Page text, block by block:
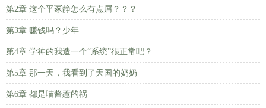
第2章 这个平冢静怎么有点屑？？？
第3章 赚钱吗？少年
第4章 学神的我造一个“系统”很正常吧？
第5章 那一天，我看到了天国的奶奶
第6章 都是喵酱惹的祸